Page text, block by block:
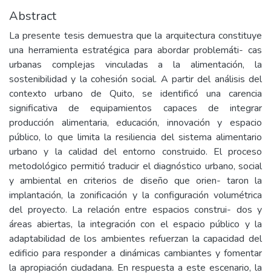
Abstract
La presente tesis demuestra que la arquitectura constituye
una herramienta estratégica para abordar problemáti- cas
urbanas complejas vinculadas a la alimentación, la
sostenibilidad y la cohesión social. A partir del análisis del
contexto urbano de Quito, se identificó una carencia
significativa de equipamientos capaces de integrar
producción alimentaria, educación, innovación y espacio
público, lo que limita la resiliencia del sistema alimentario
urbano y la calidad del entorno construido. El proceso
metodológico permitió traducir el diagnóstico urbano, social
y ambiental en criterios de diseño que orien- taron la
implantación, la zonificación y la configuración volumétrica
del proyecto. La relación entre espacios construi- dos y
áreas abiertas, la integración con el espacio público y la
adaptabilidad de los ambientes refuerzan la capacidad del
edificio para responder a dinámicas cambiantes y fomentar
la apropiación ciudadana. En respuesta a este escenario, la